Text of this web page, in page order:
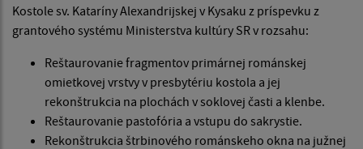
Kostole sv. Kataríny Alexandrijskej v Kysaku z príspevku z
grantového systému Ministerstva kultúry SR v rozsahu:
Reštaurovanie fragmentov primárnej románskej
omietkovej vrstvy v presbytériu kostola a jej
rekonštrukcia na plochách v soklovej časti a klenbe.
Reštaurovanie pastofória a vstupu do sakrystie.
Rekonštrukcia štrbinového románskeho okna na južnej